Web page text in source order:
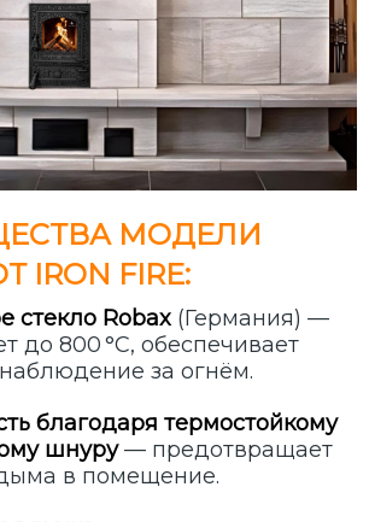
МОДЕЛИ
IRON FIRE:
стекло Robax(Германия) —
до 800 °C, обеспечивает
за огнём.
благодаря термостойкому
шнуру— предотвращает
в помещение.